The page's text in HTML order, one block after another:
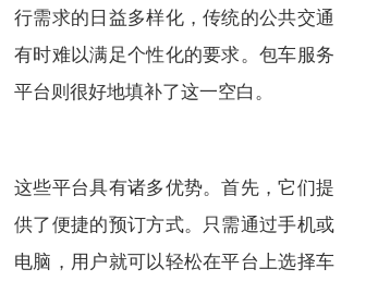
行需求的日益多样化，传统的公共交通
有时难以满足个性化的要求。包车服务
平台则很好地填补了这一空白。
这些平台具有诸多优势。首先，它们提
供了便捷的预订方式。只需通过手机或
电脑，用户就可以轻松在平台上选择车